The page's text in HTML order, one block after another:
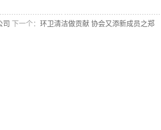
司 下一个： 环卫清洁做贡献 协会又添新成员之郑